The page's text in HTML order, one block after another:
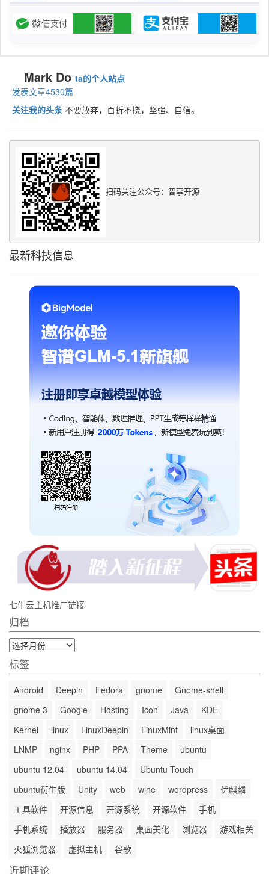
Mark Do ta的个人站点
发表文章4530篇
关注我的头条 不要放弃，百折不挠，坚强、自信。
扫码关注公众号：智享开源
最新科技信息
七牛云主机推广链接
归档
归
档
标签
Android Deepin Fedora gnome
Gnome-shell
gnome 3
Google Hosting Icon Java
KDE
Kernel
linux LinuxDeepin LinuxMint
linux桌面
LNMP
nginx PHP PPA Theme
ubuntu
ubuntu 12.04
ubuntu 14.04
Ubuntu Touch
ubuntu衍生版
Unity web wine wordpress
优麒麟
工具软件
开源信息 开源系统 开源软件
手机
手机系统
播放器 服务器 桌面美化 浏览器
游戏相关
火狐浏览器
虚拟主机 谷歌
近期评论